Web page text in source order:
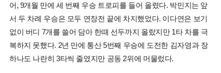
어, 9개월 만에 세 번째 우승 트로피를 들어 올렸다. 박민지는 앞
서 두 차례 우승은 모두 연장전 끝에 차지했었다. 이다연은 보기
없이 버디 7개를 쓸어 담아 한때 선두까지 올랐지만 1타 차를 극
복하지 못했다. 2년 만에 통산 5번째 우승에 도전한 김자영과 장
하나도 나란히 3타씩 줄였지만 공동 2위에 머물렀다.